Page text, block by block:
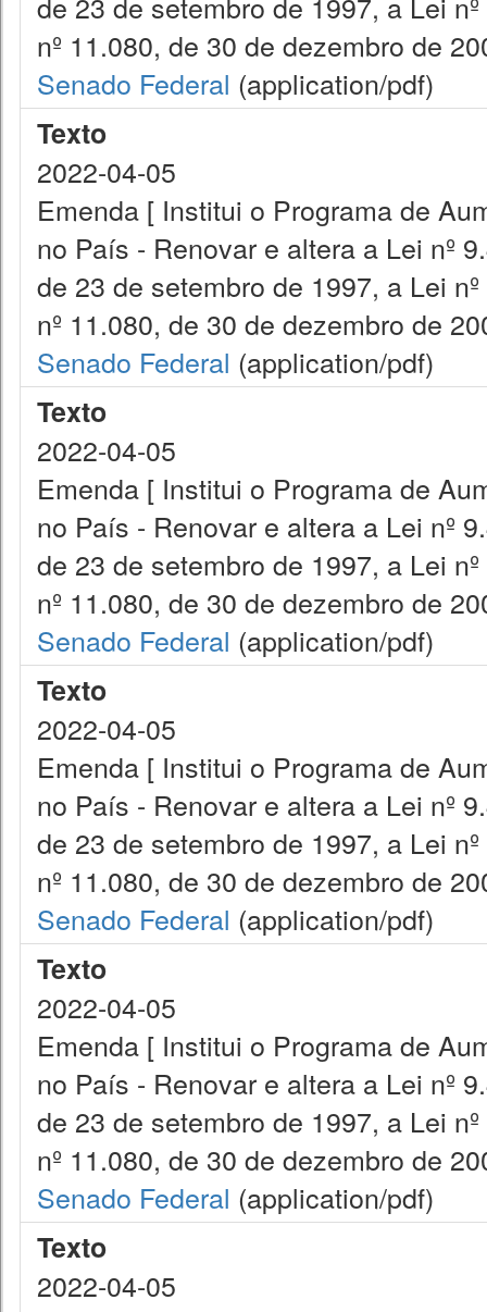
nº 11.080, de 30 de dezembro de
Senado Federal (application/pdf)
Texto
2022-04-05
Emenda [ Institui o Programa de
no País - Renovar e altera a Lei nº
de 23 de setembro de 1997, a Lei
nº 11.080, de 30 de dezembro de
Senado Federal (application/pdf)
Texto
2022-04-05
Emenda [ Institui o Programa de
no País - Renovar e altera a Lei nº
de 23 de setembro de 1997, a Lei
nº 11.080, de 30 de dezembro de
Senado Federal (application/pdf)
Texto
2022-04-05
Emenda [ Institui o Programa de
no País - Renovar e altera a Lei nº
de 23 de setembro de 1997, a Lei
nº 11.080, de 30 de dezembro de
Senado Federal (application/pdf)
Texto
2022-04-05
Emenda [ Institui o Programa de
no País - Renovar e altera a Lei nº
de 23 de setembro de 1997, a Lei
nº 11.080, de 30 de dezembro de
Senado Federal (application/pdf)
Texto
2022-04-05